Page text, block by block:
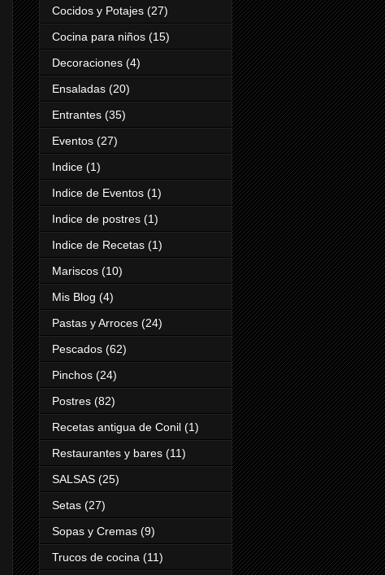
Cocidos y Potajes (27)
Cocina para niños (15)
Decoraciones (4)
Ensaladas (20)
Entrantes (35)
Eventos (27)
Indice (1)
Indice de Eventos (1)
Indice de postres (1)
Indice de Recetas (1)
Mariscos (10)
Mis Blog (4)
Pastas y Arroces (24)
Pescados (62)
Pinchos (24)
Postres (82)
Recetas antigua de Conil (1)
Restaurantes y bares (11)
SALSAS (25)
Setas (27)
Sopas y Cremas (9)
Trucos de cocina (11)